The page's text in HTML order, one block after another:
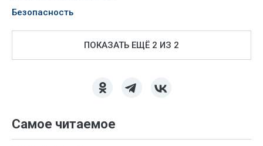
Безопасность
ПОКАЗАТЬ ЕЩЁ 2 ИЗ 2
Самое читаемое